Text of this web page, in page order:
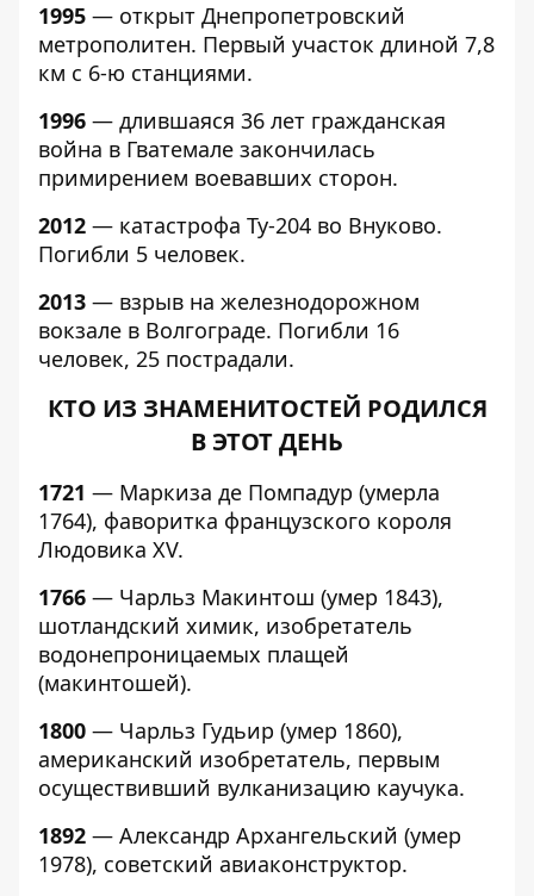
1995 — открыт Днепропетровский
метрополитен. Первый участок длиной 7,8
км с 6-ю станциями.
1996 — длившаяся 36 лет гражданская
война в Гватемале закончилась
примирением воевавших сторон.
2012 — катастрофа Ту-204 во Внуково.
Погибли 5 человек.
2013 — взрыв на железнодорожном
вокзале в Волгограде. Погибли 16
человек, 25 пострадали.
КТО ИЗ ЗНАМЕНИТОСТЕЙ РОДИЛСЯ
В ЭТОТ ДЕНЬ
1721 — Маркиза де Помпадур (умерла
1764), фаворитка французского короля
Людовика XV.
1766 — Чарльз Макинтош (умер 1843),
шотландский химик, изобретатель
водонепроницаемых плащей
(макинтошей).
1800 — Чарльз Гудьир (умер 1860),
американский изобретатель, первым
осуществивший вулканизацию каучука.
1892 — Александр Архангельский (умер
1978), советский авиаконструктор.